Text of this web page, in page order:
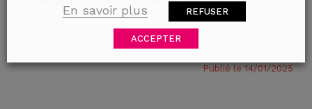
Publié le 14/01/2025
En savoir plus REFUSER
ACCEPTER